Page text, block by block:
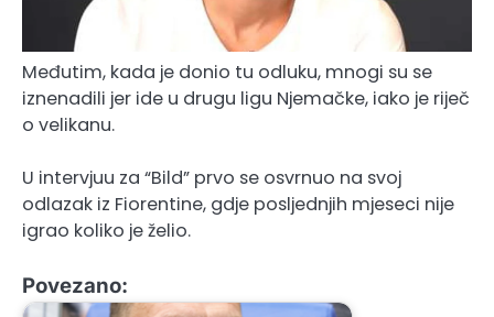
Međutim, kada je donio tu odluku, mnogi su se
iznenadili jer ide u drugu ligu Njemačke, iako je riječ
o velikanu.
U intervjuu za “Bild” prvo se osvrnuo na svoj
odlazak iz Fiorentine, gdje posljednjih mjeseci nije
igrao koliko je želio.
Povezano: